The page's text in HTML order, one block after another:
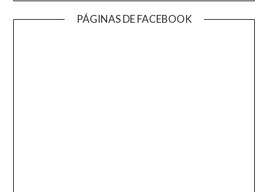
PÁGINAS DE FACEBOOK